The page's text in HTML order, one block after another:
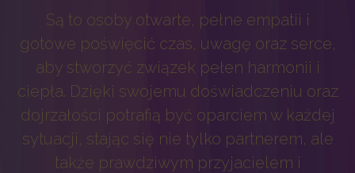
Są to osoby otwarte, pełne empatii i
gotowe poświęcić czas, uwagę oraz serce,
aby stworzyć związek pełen harmonii i
ciepła. Dzięki swojemu doświadczeniu oraz
dojrzałości potrafią być oparciem w każdej
sytuacji, stając się nie tylko partnerem, ale
także prawdziwym przyjacielem i